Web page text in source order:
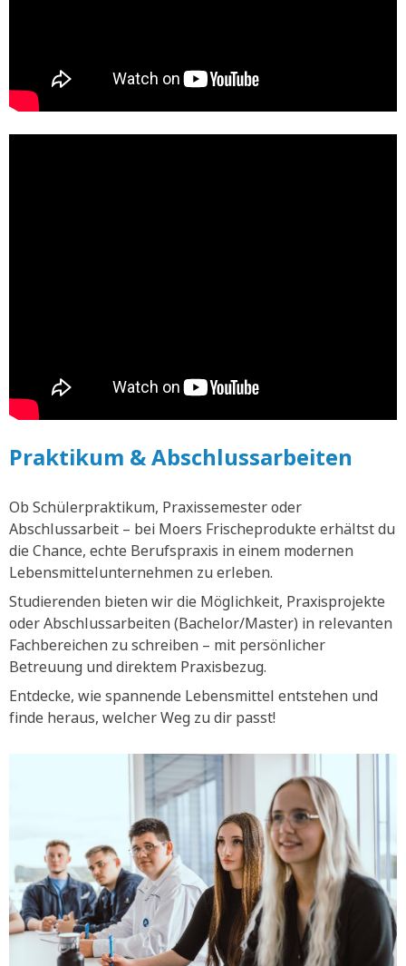
Praktikum & Abschlussarbeiten
Ob Schülerpraktikum, Praxissemester oder
Abschlussarbeit – bei Moers Frischeprodukte erhältst du
die Chance, echte Berufspraxis in einem modernen
Lebensmittelunternehmen zu erleben.
Studierenden bieten wir die Möglichkeit, Praxisprojekte
oder Abschlussarbeiten (Bachelor/Master) in relevanten
Fachbereichen zu schreiben – mit persönlicher
Betreuung und direktem Praxisbezug.
Entdecke, wie spannende Lebensmittel entstehen und
finde heraus, welcher Weg zu dir passt!